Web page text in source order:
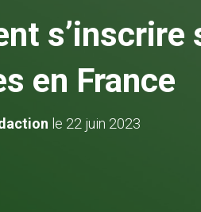
en France
le 22 juin 2023